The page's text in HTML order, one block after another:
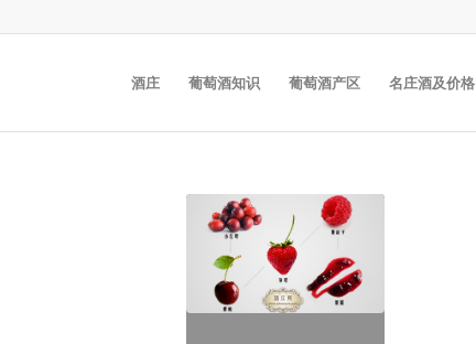
酒庄 葡萄酒知识 葡萄酒产区 名庄酒及价格